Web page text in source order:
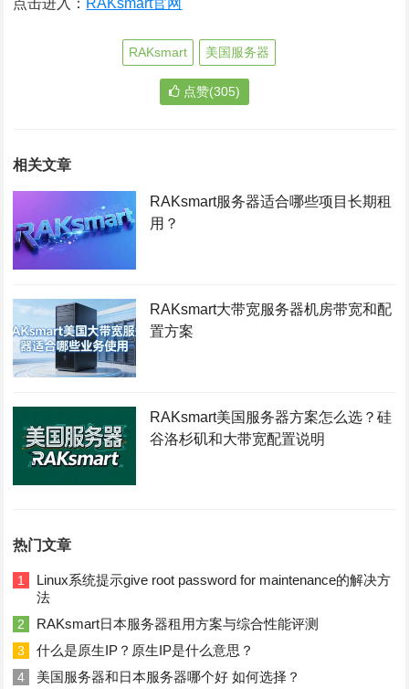
点击进入： RAKsmart官网
RAKsmart 美国服务器
点赞(305)
相关文章
RAKsmart服务器适合哪些项目长期租
用？
RAKsmart大带宽服务器机房带宽和配
置方案
RAKsmart美国服务器方案怎么选？硅
谷洛杉矶和大带宽配置说明
热门文章
1
Linux系统提示give root password for maintenance的解决方
法
2 RAKsmart日本服务器租用方案与综合性能评测
3 什么是原生IP？原生IP是什么意思？
4 美国服务器和日本服务器哪个好 如何选择？